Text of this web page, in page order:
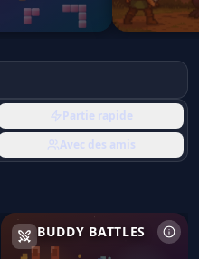
Partie rapide
Avec des amis
BUDDY BATTLES
Buddy Battles